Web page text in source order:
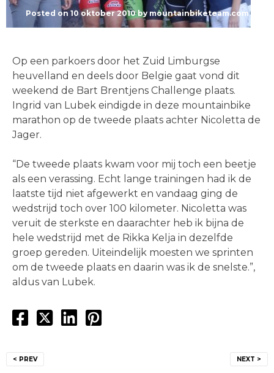
Posted on 10 oktober 2010by mountainbiketeam.com
Op een parkoers door het Zuid Limburgse
heuvelland en deels door Belgie gaat vond dit
weekend de Bart Brentjens Challenge plaats.
Ingrid van Lubek eindigde in deze mountainbike
marathon op de tweede plaats achter Nicoletta de
Jager.
“De tweede plaats kwam voor mij toch een beetje
als een verassing. Echt lange trainingen had ik de
laatste tijd niet afgewerkt en vandaag ging de
wedstrijd toch over 100 kilometer. Nicoletta was
veruit de sterkste en daarachter heb ik bijna de
hele wedstrijd met de Rikka Kelja in dezelfde
groep gereden. Uiteindelijk moesten we sprinten
om de tweede plaats en daarin was ik de snelste.”,
aldus van Lubek.
navigatie
< PREV NEXT >